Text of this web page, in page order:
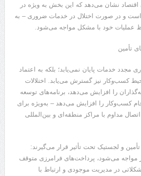
نشان می‌دهد که این بخش به ویژه در
و در صورت اختلال در خدمات ضروری – به
عملیات خود با مشکل مواجه می‌شود.
تأمین
مجدد خدمات پایان نمی‌یابد؛ بلکه به اعتماد
کسب‌وکار نیز گسترش می‌یابد. اختلالات
را افزایش می‌دهد، برنامه‌های توسعه
کسب‌وکار را افزایش می‌دهد – به‌ویژه برای
مداوم با مراکز منطقه‌ای و بین‌المللی
و لجستیک تحت تأثیر قرار می‌گیرند:
مواجه می‌شود، پرداخت‌های فرامرزی متوقف
در مدیریت موجودی و ارتباط با